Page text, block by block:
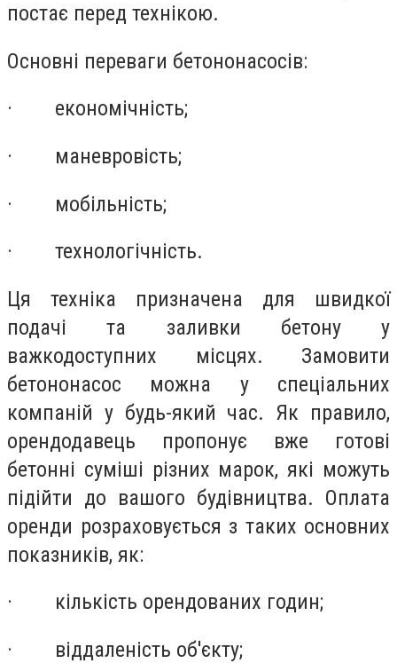
постає перед технікою.
Основні переваги бетононасосів:
· економічність;
· маневровість;
· мобільність;
· технологічність.
Ця техніка призначена для швидкої
подачі та заливки бетону у
важкодоступних місцях. Замовити
бетононасос можна у спеціальних
компаній у будь-який час. Як правило,
орендодавець пропонує вже готові
бетонні суміші різних марок, які можуть
підійти до вашого будівництва. Оплата
оренди розраховується з таких основних
показників, як:
· кількість орендованих годин;
· віддаленість об'єкту;